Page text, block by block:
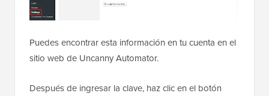
Puedes encontrar esta información en tu cuenta en el
sitio web de Uncanny Automator.
Después de ingresar la clave, haz clic en el botón